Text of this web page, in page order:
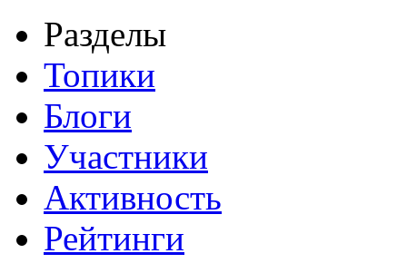
Разделы
Топики
Блоги
Участники
Активность
Рейтинги